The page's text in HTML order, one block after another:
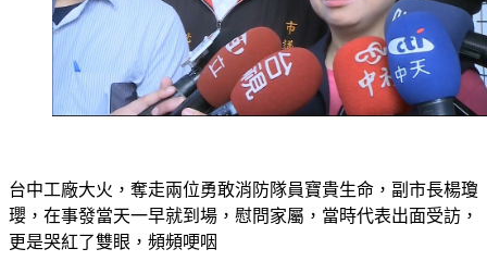
瓔，在事發當天一早就到場，慰問家屬，當時代表出面受訪，
更是哭紅了雙眼，頻頻哽咽